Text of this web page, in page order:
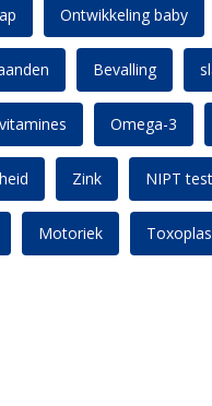
Ontwikkeling baby
Bevalling
Omega-3
Zink NIPT test
Motoriek